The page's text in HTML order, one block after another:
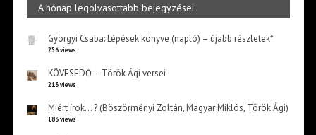
A hónap legolvasottabb bejegyzései
Györgyi Csaba: Lépések könyve (napló) – újabb részletek*
256 views
KÖVESEDŐ – Török Ági versei
213 views
Miért írok… ? (Böszörményi Zoltán, Magyar Miklós, Török Ági)
183 views